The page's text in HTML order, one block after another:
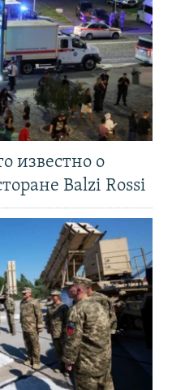
известно о
Balzi Rossi